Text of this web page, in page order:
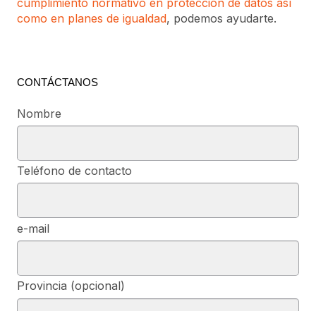
como en planes de igualdad, podemos ayudarte.
CONTÁCTANOS
Nombre
Teléfono de contacto
e-mail
Provincia (opcional)